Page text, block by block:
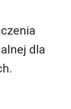
dla